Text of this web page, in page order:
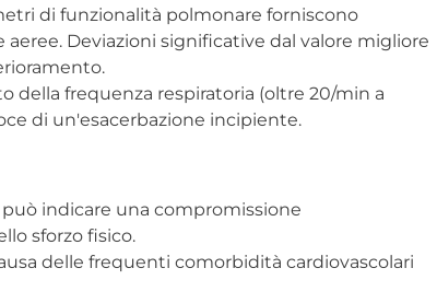
di funzionalità polmonare forniscono
Deviazioni significative dal valore migliore
della frequenza respiratoria (oltre 20/min a
di un'esacerbazione incipiente.
può indicare una compromissione
sforzo fisico.
delle frequenti comorbidità cardiovascolari